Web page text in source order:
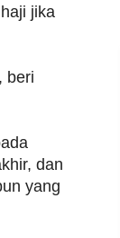
jika
beri
dan
yang